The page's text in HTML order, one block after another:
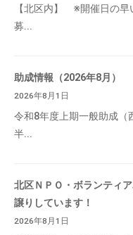
【北区内】 ※開催日の早
募...
助成情報（2026年8月）
2026年8月1日
令和8年度上期一般助成（
半...
北区ＮＰＯ・ボランティ
譲りしています！
2026年8月1日